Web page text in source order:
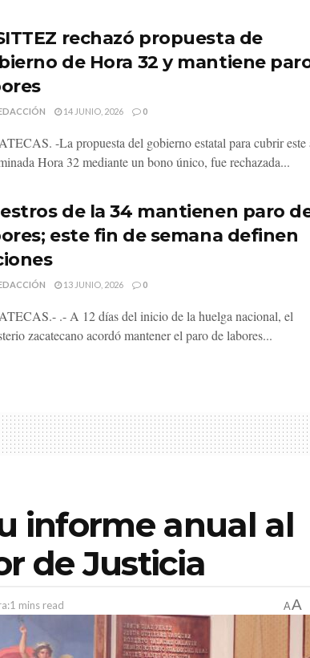
rechazó propuesta de
de Hora 32 y mantiene
14 JUNIO, 2026 0
-La propuesta del gobierno estatal para cubrir este
Hora 32 mediante un bono único, fue rechazada...
de la 34 mantienen paro
este fin de semana definen
13 JUNIO, 2026 0
.- A 12 días del inicio de la huelga nacional, el
zacatecano acordó mantener el paro de labores...
informe anual al
de Justicia
mins read AA